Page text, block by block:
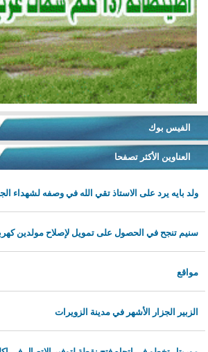
الفيس بوك
العناوين الأكثر تصفحا
ولد بايه يرد على الاستاذ تقي الله في وصفه لشهداء
سنيم تنجح في الحصول على تمويل لإصلاح مولدين
مواقع
الزبير الجزار الأشهر في مدينة الزويرات